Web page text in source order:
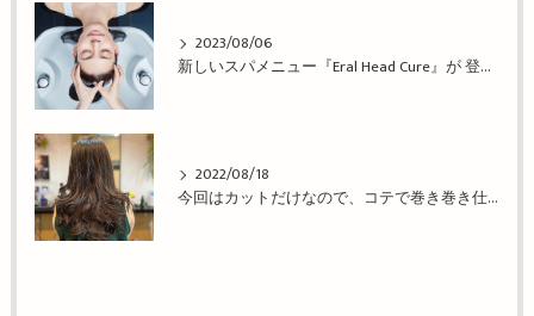
2023/08/06
新しいスパメニュー『Eral Head Cure』が 登場！姫路市の美容院BEREA(ベレア)はお客様のキレイを叶える美容室／ヘアサロン
2022/08/18
今回はカットだけなので、コテで巻き巻き仕上げ！姫路市の美容院BEREA(ベレア)はお客様のキレイを叶える美容室／ヘアサロン